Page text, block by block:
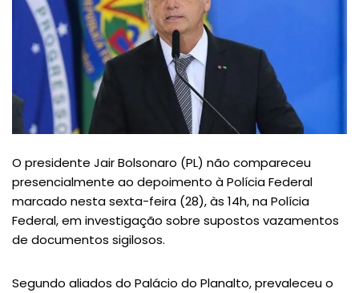
O presidente Jair Bolsonaro (PL) não compareceu
presencialmente ao depoimento à Polícia Federal
marcado nesta sexta-feira (28), às 14h, na Polícia
Federal, em investigação sobre supostos vazamentos
de documentos sigilosos.
Segundo aliados do Palácio do Planalto, prevaleceu o